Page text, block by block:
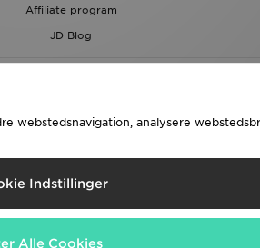
Affiliate program
JD Blog
webstedsnavigation, analysere
Indstillinger
Alle Cookies